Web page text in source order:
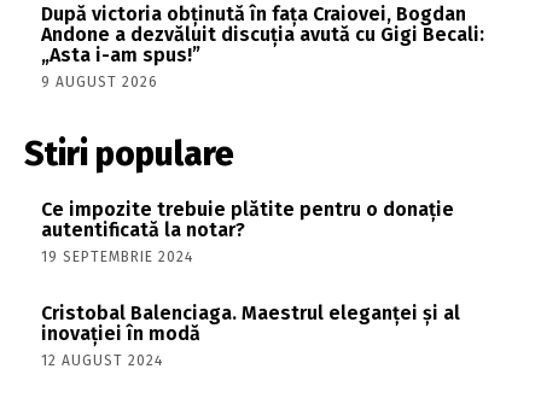
După victoria obținută în fața Craiovei, Bogdan
Andone a dezvăluit discuția avută cu Gigi Becali:
„Asta i-am spus!”
9 AUGUST 2026
Stiri populare
Ce impozite trebuie plătite pentru o donație
autentificată la notar?
19 SEPTEMBRIE 2024
Cristobal Balenciaga. Maestrul eleganței și al
inovației în modă
12 AUGUST 2024